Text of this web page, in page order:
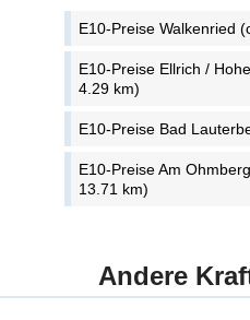
E10-Preise Walkenried
E10-Preise Ellrich /
4.29 km)
E10-Preise Bad
E10-Preise Am
13.71 km)
Andere